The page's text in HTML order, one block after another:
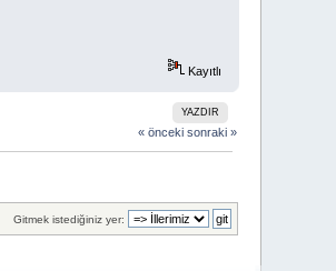
Kayıtlı
YAZDIR
« önceki sonraki »
Gitmek istediğiniz yer: